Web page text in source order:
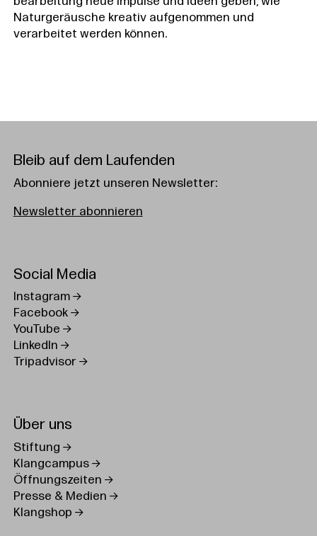
Naturgeräusche kreativ aufgenommen und
verarbeitet werden können.
Bleib auf dem Laufenden
Abonniere jetzt unseren Newsletter:
Newsletter abonnieren
Social Media
Instagram
Facebook
YouTube
LinkedIn
Tripadvisor
Über uns
Stiftung
Klangcampus
Öffnungszeiten
Presse & Medien
Klangshop